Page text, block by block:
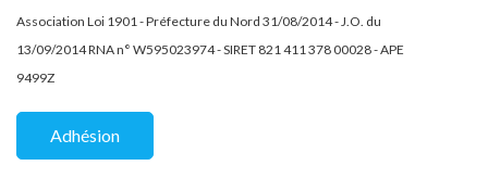
Association Loi 1901 - Préfecture du Nord 31/08/2014 - J.O. du
13/09/2014 RNA n° W595023974 - SIRET 821 411 378 00028 - APE
9499Z
Adhésion